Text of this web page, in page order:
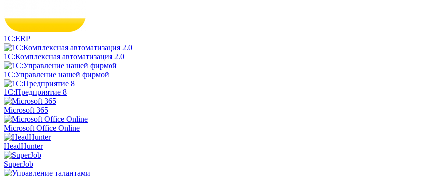
1С:ERP
1С:Комплексная автоматизация 2.0
1С:Управление нашей фирмой
1С:Предприятие 8
Microsoft 365
Microsoft Office Online
HeadHunter
SuperJob